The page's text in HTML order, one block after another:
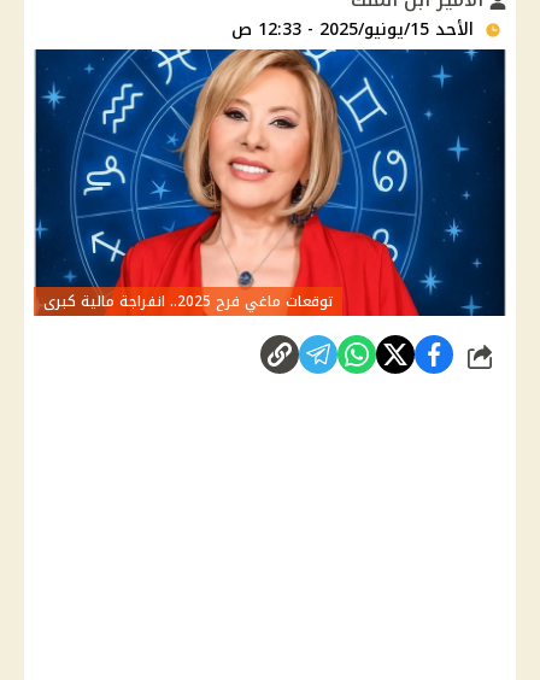
الأحد 15/يونيو/2025 - 12:33 ص
توقعات ماغي فرح 2025.. انفراجة مالية كبرى
شارك